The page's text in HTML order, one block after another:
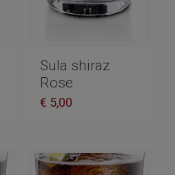
Sula shiraz
Rose
€ 5,00